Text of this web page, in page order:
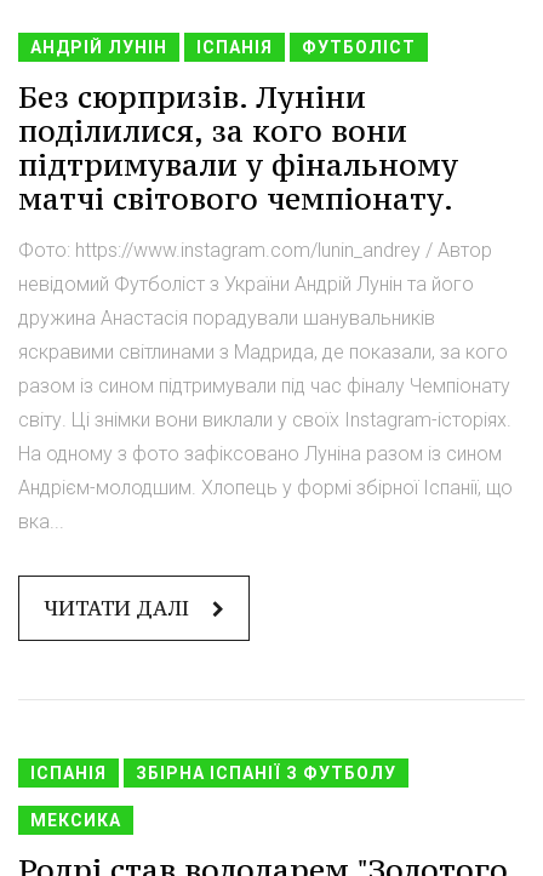
АНДРІЙ ЛУНІН ІСПАНІЯ ФУТБОЛІСТ
Без сюрпризів. Луніни
поділилися, за кого вони
підтримували у фінальному
матчі світового чемпіонату.
Фото: https://www.instagram.com/lunin_andrey / Автор
невідомий Футболіст з України Андрій Лунін та його
дружина Анастасія порадували шанувальників
яскравими світлинами з Мадрида, де показали, за кого
разом із сином підтримували під час фіналу Чемпіонату
світу. Ці знімки вони виклали у своїх Instagram-історіях.
На одному з фото зафіксовано Луніна разом із сином
Андрієм-молодшим. Хлопець у формі збірної Іспанії, що
вка...
ЧИТАТИ ДАЛІ
ІСПАНІЯ ЗБІРНА ІСПАНІЇ З ФУТБОЛУ
МЕКСИКА